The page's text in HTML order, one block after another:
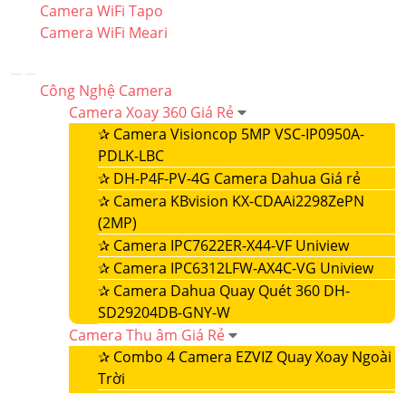
Camera WiFi Tapo
Camera WiFi Meari
Công Nghệ Camera
Camera Xoay 360 Giá Rẻ
✰ Camera Visioncop 5MP VSC-IP0950A-
PDLK-LBC
✰ DH-P4F-PV-4G Camera Dahua Giá rẻ
✰ Camera KBvision KX-CDAAi2298ZePN
(2MP)
✰ Camera IPC7622ER-X44-VF Uniview
✰ Camera IPC6312LFW-AX4C-VG Uniview
✰ Camera Dahua Quay Quét 360 DH-
SD29204DB-GNY-W
Camera Thu âm Giá Rẻ
✰ Combo 4 Camera EZVIZ Quay Xoay Ngoài
Trời